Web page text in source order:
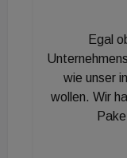
noch stark
motiviert“.
Derzeit
Gesellschaft
hält ebenso
Egal
wie unser
wollen. Wir